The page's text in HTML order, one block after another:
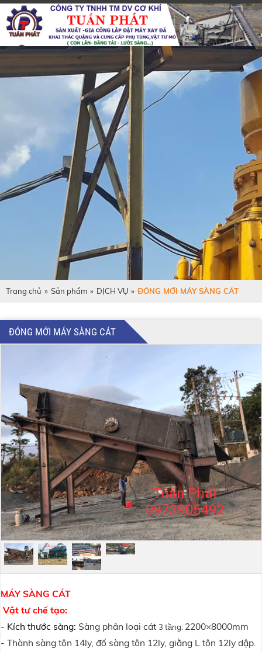
Trang chủ » Sản phẩm » DỊCH VỤ » ĐÓNG MỚI MÁY SÀNG CÁT
ĐÓNG MỚI MÁY SÀNG CÁT
MÁY SÀNG CÁT
Vật tư chế tạo:
- Kích thước sàng: Sàng phân loại cát 3 tầng: 2200×8000mm
- Thành sàng tôn 14ly, đố sàng tôn 12ly, giằng L tôn 12ly dập.